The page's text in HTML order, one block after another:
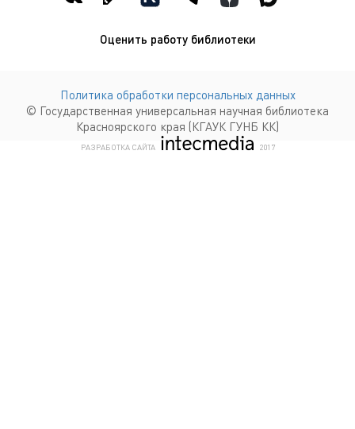
Оценить работу библиотеки
Политика обработки персональных данных
© Государственная универсальная научная библиотека
Красноярского края (КГАУК ГУНБ КК)
РАЗРАБОТКА САЙТА КОМПАНИЯ ИНТЕКМЕДИА
2017